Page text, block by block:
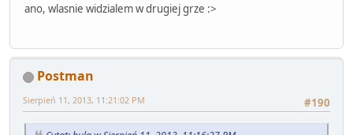
ano, wlasnie widzialem w drugiej grze :>
Postman
#190
Sierpień 11, 2013, 11:21:02 PM